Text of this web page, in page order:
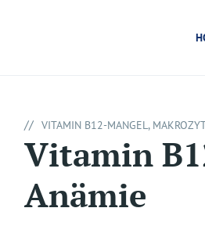
// VITAMIN B12-MANGEL,
Vitamin
Anämie